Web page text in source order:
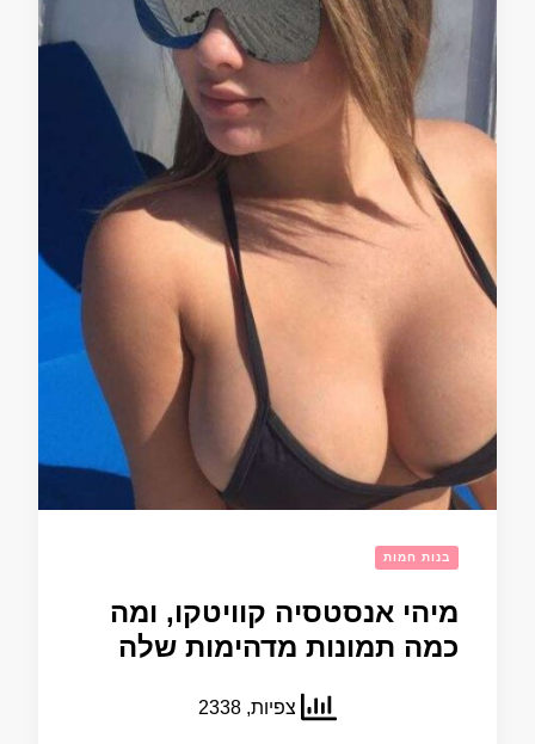
בנות חמות
מיהי אנסטסיה קוויטקו, ומה
כמה תמונות מדהימות שלה
צפיות, 2338